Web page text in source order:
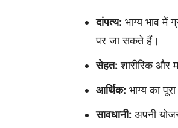
दांपत्य: भाग्य भाव में
पर जा सकते हैं।
सेहत: शारीरिक और
आर्थिक: भाग्य का
सावधानी: अपनी